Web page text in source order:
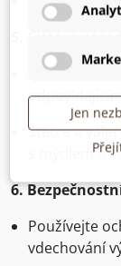
Po
Štětce a
s mýdlem u
6.
Používejte
vdechování
Jen